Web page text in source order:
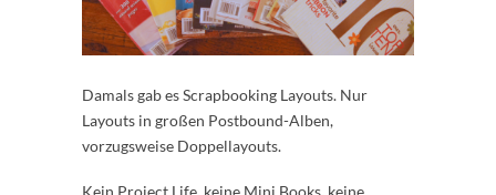
Damals gab es Scrapbooking Layouts. Nur
Layouts in großen Postbound-Alben,
vorzugsweise Doppellayouts.
Kein Project Life, keine Mini Books, keine